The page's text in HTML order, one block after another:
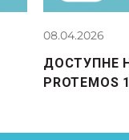
08.04.2026
ДОСТУПНЕ
PROTEMOS